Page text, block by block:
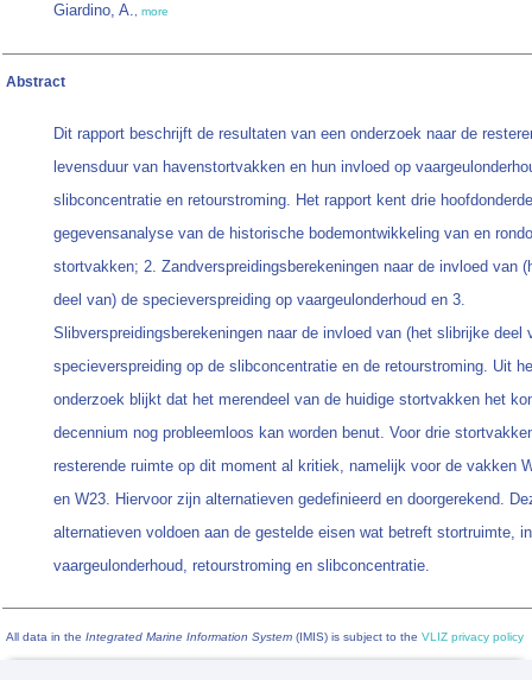
Giardino, A., more
Abstract
Dit rapport beschrijft de resultaten van een onderzoek naar de
levensduur van havenstortvakken en hun invloed op
slibconcentratie en retourstroming. Het rapport kent drie
gegevensanalyse van de historische bodemontwikkeling van en
stortvakken; 2. Zandverspreidingsberekeningen naar de invloed van
deel van) de specieverspreiding op vaargeulonderhoud en 3.
Slibverspreidingsberekeningen naar de invloed van (het slibrijke deel
specieverspreiding op de slibconcentratie en de retourstroming. Uit
onderzoek blijkt dat het merendeel van de huidige stortvakken het
decennium nog probleemloos kan worden benut. Voor drie
resterende ruimte op dit moment al kritiek, namelijk voor de vakken
en W23. Hiervoor zijn alternatieven gedefinieerd en doorgerekend.
alternatieven voldoen aan de gestelde eisen wat betreft stortruimte,
vaargeulonderhoud, retourstroming en slibconcentratie.
All data in the Integrated Marine Information System (IMIS) is subject to the VLIZ privacy policy